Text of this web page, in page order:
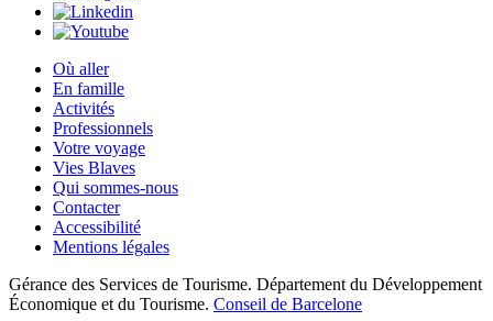
Où aller
En famille
Activités
Professionnels
Votre voyage
Vies Blaves
Qui sommes-nous
Contacter
Accessibilité
Mentions légales
Gérance des Services de Tourisme. Département du Développement
Économique et du Tourisme. Conseil de Barcelone